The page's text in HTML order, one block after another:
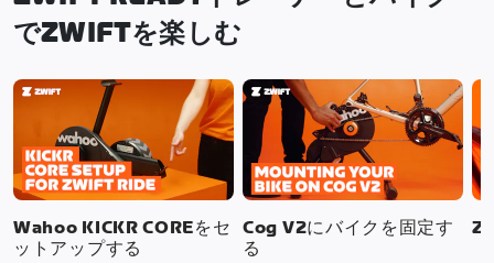
でZWIFTを楽しむ
Wahoo KICKR COREをセ
ットアップする
Cog V2にバイクを固定す
る